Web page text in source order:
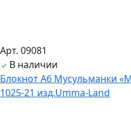
Арт. 09081
В наличии
Блокнот А6 Мусульманки
1025-21 изд.Umma-Land